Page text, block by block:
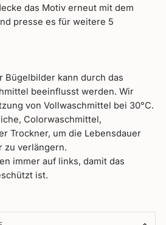
das Motiv erneut mit dem
presse es für weitere 5
Bügelbilder kann durch das
beeinflusst werden. Wir
von Vollwaschmittel bei 30°C.
Colorwaschmittel,
Trockner, um die Lebensdauer
zu verlängern.
immer auf links, damit das
ist.